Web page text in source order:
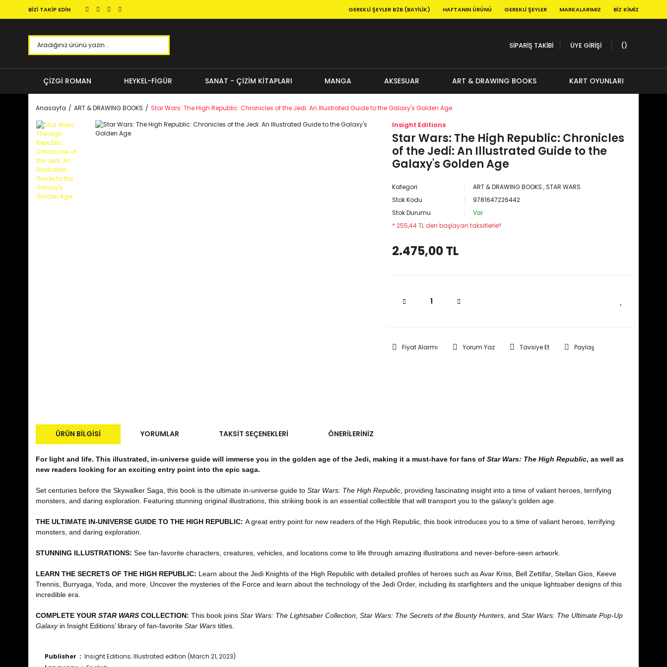
BİZİ TAKİP EDİN GEREKLI ŞEYLER B2B (BAYILIK) HAFTANIN ÜRÜNÜ GEREKLI ŞEYLER MARKALARIMIZ BIZ KIMIZ
SİPARİŞ TAKİBİ ÜYE GİRİŞİ
ÇİZGİ ROMAN HEYKEL-FİGÜR SANAT - ÇİZİM KİTAPLARI MANGA AKSESUAR ART & DRAWING BOOKS KART OYUNLARI
Anasayfa ART & DRAWING BOOKS Star Wars: The High Republic: Chronicles of the Jedi: An Illustrated Guide to the Galaxy's Golden Age
Insight Editions
Star Wars: The High Republic: Chronicles
of the Jedi: An Illustrated Guide to the
Galaxy's Golden Age
Kategori ART & DRAWING BOOKS ,STAR WARS
Stok Kodu
9781647226442
Stok Durumu
Var
* 255,44 TL den başlayan taksitlerle!!
2.475,00 TL
Fiyat Alarmı Yorum Yaz Tavsiye Et Paylaş
ÜRÜN BILGISI YORUMLAR TAKSIT SEÇENEKLERI ÖNERILERINIZ
For light and life. This illustrated, in-universe guide will immerse you in the golden age of the Jedi, making it a must-have for fans of Star Wars: The High Republic, as well as
new readers looking for an exciting entry point into the epic saga.
Set centuries before the Skywalker Saga, this book is the ultimate in-universe guide to Star Wars: The High Republic , providing fascinating insight into a time of valiant heroes, terrifying
monsters, and daring exploration. Featuring stunning original illustrations, this striking book is an essential collectible that will transport you to the galaxy’s golden age.
THE ULTIMATE IN-UNIVERSE GUIDE TO THE HIGH REPUBLIC: A great entry point for new readers of the High Republic, this book introduces you to a time of valiant heroes, terrifying
monsters, and daring exploration.
STUNNING ILLUSTRATIONS: See fan-favorite characters, creatures, vehicles, and locations come to life through amazing illustrations and never-before-seen artwork.
LEARN THE SECRETS OF THE HIGH REPUBLIC: Learn about the Jedi Knights of the High Republic with detailed profiles of heroes such as Avar Kriss, Bell Zettifar, Stellan Gios, Keeve
Trennis, Burryaga, Yoda, and more. Uncover the mysteries of the Force and learn about the technology of the Jedi Order, including its starfighters and the unique lightsaber designs of this
incredible era.
COMPLETE YOUR STAR WARS COLLECTION: This book joins Star Wars: The Lightsaber Collection, Star Wars: The Secrets of the Bounty Hunters, and Star Wars: The Ultimate Pop-Up
Galaxy in Insight Editions’ library of fan-favorite Star Wars titles.
Publisher ‏ : ‎ Insight Editions; Illustrated edition (March 21, 2023)